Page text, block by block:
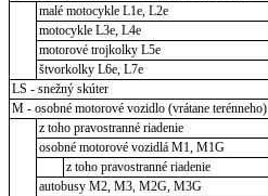
malé motocykle L1e, L2e
motocykle L3e, L4e
motorové trojkolky L5e
štvorkolky L6e, L7e
LS - snežný skúter
M - osobné motorové vozidlo (vrátane terénneho)
z toho pravostranné riadenie
osobné motorové vozidlá M1, M1G
z toho pravostranné riadenie
autobusy M2, M3, M2G, M3G